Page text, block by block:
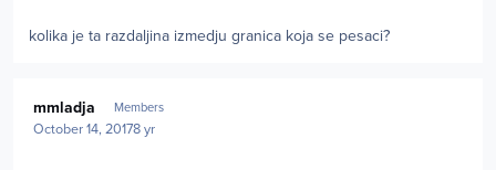
kolika je ta razdaljina izmedju granica koja se pesaci?
mmladja Members
October 14, 20178 yr